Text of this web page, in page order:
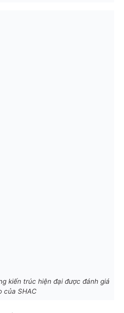
kiến trúc hiện đại được đánh giá
của SHAC